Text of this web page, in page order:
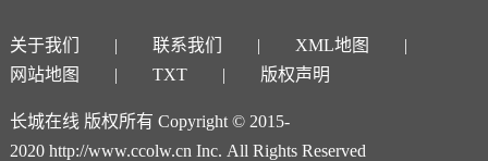
关于我们 联系我们
XML地图
网站地图
TXT 版权声明
长城在线 版权所有 Copyright © 2015-
2020 http://www.ccolw.cn Inc. All Rights Reserved